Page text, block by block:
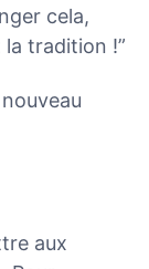
cela,
tradition !”
aux